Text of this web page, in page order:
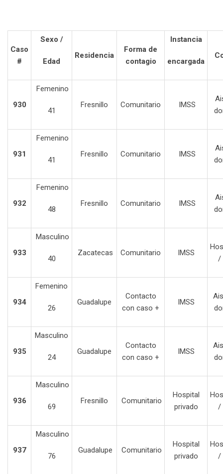
Caso
#
Sexo /
Edad
Residencia
Forma de
contagio
Instancia
encargada
930
Femenino
41
Fresnillo Comunitario IMSS
931
Femenino
41
Fresnillo Comunitario IMSS
932
Femenino
48
Fresnillo Comunitario IMSS
933
Masculino
40
Zacatecas Comunitario IMSS
/
934
Femenino
26
Guadalupe
Contacto
con caso +
IMSS
935
Masculino
24
Guadalupe
Contacto
con caso +
IMSS
936
Masculino
69
Fresnillo Comunitario
Hospital
privado
/
937
Masculino
76
Guadalupe Comunitario
Hospital
privado
/